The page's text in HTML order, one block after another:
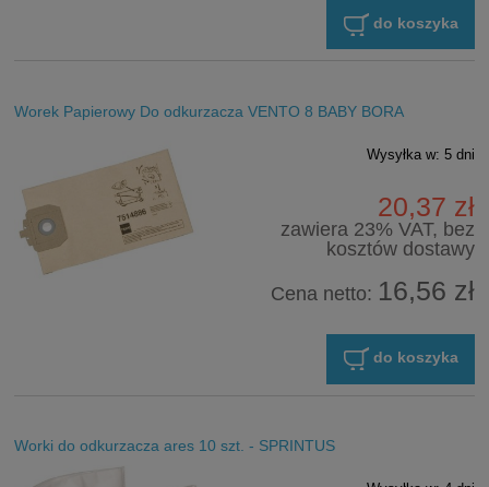
do koszyka
Worek Papierowy Do odkurzacza VENTO 8 BABY BORA
Wysyłka w: 5 dni
20,37 zł
zawiera 23% VAT, bez
kosztów dostawy
Cena netto: 16,56 zł
do koszyka
Worki do odkurzacza ares 10 szt. - SPRINTUS